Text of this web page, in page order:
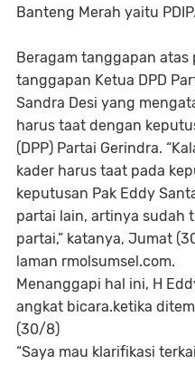
Banteng Merah yaitu PDIP.
Beragam tanggapan atas
tanggapan Ketua DPD
Sandra Desi yang
harus taat dengan
(DPP) Partai Gerindra.
kader harus taat pada
keputusan Pak Eddy
partai lain, artinya sudah
partai,” katanya, Jumat
laman rmolsumsel.com.
Menanggapi hal ini, H
angkat bicara.ketika
(30/8)
“Saya mau klarifikasi